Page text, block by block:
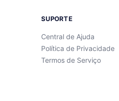
SUPORTE
Central de Ajuda
Política de Privacidade
Termos de Serviço